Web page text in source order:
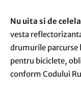
Nu uita si de
vesta
drumurile parcurse
pentru biciclete,
conform Codului